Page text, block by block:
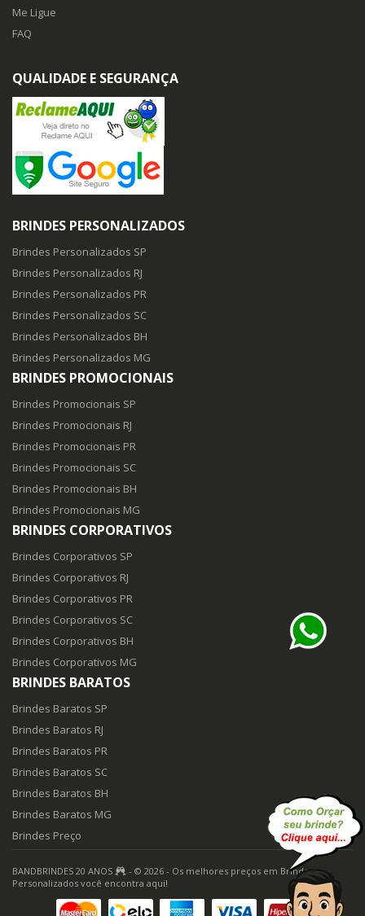
Me Ligue
FAQ
QUALIDADE E SEGURANÇA
BRINDES PERSONALIZADOS
Brindes Personalizados SP
Brindes Personalizados RJ
Brindes Personalizados PR
Brindes Personalizados SC
Brindes Personalizados BH
Brindes Personalizados MG
BRINDES PROMOCIONAIS
Brindes Promocionais SP
Brindes Promocionais RJ
Brindes Promocionais PR
Brindes Promocionais SC
Brindes Promocionais BH
Brindes Promocionais MG
BRINDES CORPORATIVOS
Brindes Corporativos SP
Brindes Corporativos RJ
Brindes Corporativos PR
Brindes Corporativos SC
Brindes Corporativos BH
Brindes Corporativos MG
BRINDES BARATOS
Brindes Baratos SP
Brindes Baratos RJ
Brindes Baratos PR
Brindes Baratos SC
Brindes Baratos BH
Brindes Baratos MG
Brindes Preço
BANDBRINDES 20 ANOS
- © 2026 - Os melhores preços em Brindes
Personalizados você encontra aqui!